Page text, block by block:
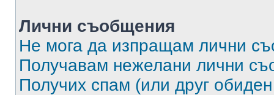
Лични съобщения
Не мога да изпращам лични
Получавам нежелани лични
Получих спам (или друг